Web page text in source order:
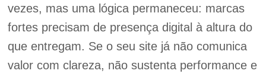
vezes, mas uma lógica permaneceu: marcas
fortes precisam de presença digital à altura do
que entregam. Se o seu site já não comunica
valor com clareza, não sustenta performance e